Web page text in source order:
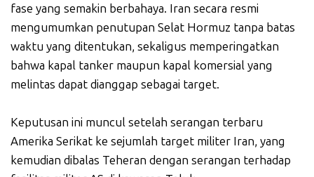
fase yang semakin berbahaya. Iran secara resmi
mengumumkan penutupan Selat Hormuz tanpa batas
waktu yang ditentukan, sekaligus memperingatkan
bahwa kapal tanker maupun kapal komersial yang
melintas dapat dianggap sebagai target.
Keputusan ini muncul setelah serangan terbaru
Amerika Serikat ke sejumlah target militer Iran, yang
kemudian dibalas Teheran dengan serangan terhadap